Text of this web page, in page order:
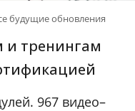
будущие обновления
и тренингам
967 видео–